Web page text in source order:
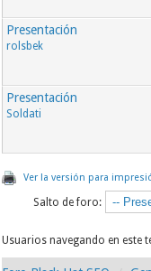
Presentación
rolsbek
Presentación
Soldati
Ver la versión para
Salto de foro:
Usuarios navegando en este